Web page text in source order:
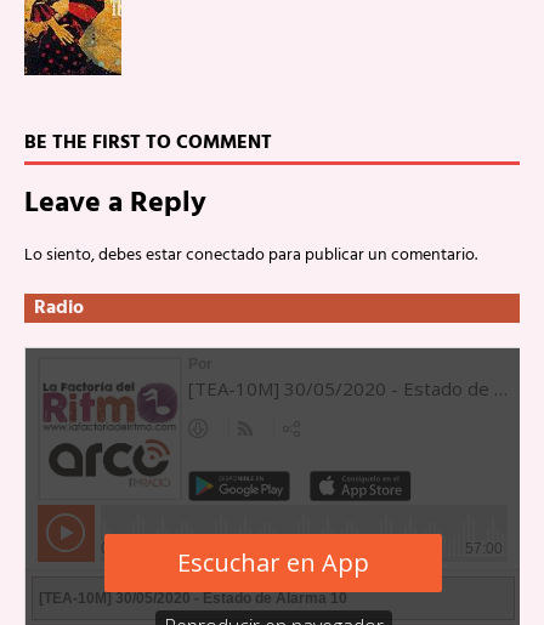
BE THE FIRST TO COMMENT
Leave a Reply
Lo siento, debes estarconectadopara publicar un comentario.
Radio